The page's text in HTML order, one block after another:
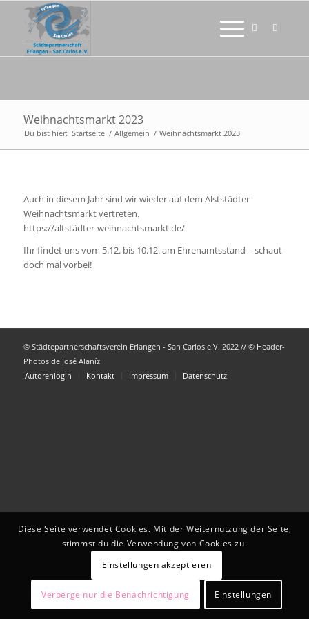
Weihnachtsmarkt 2023
Du bist hier: Startseite / Allgemein / Weihnachtsmarkt 2023
Auch in diesem Jahr sind wir wieder auf dem Alststädter
Weihnachtsmarkt vertreten.
https://altstädter-weihnachtsmarkt.de/
Ihr findet uns vom 5.12. bis 10.12. am Ehrenamtsstand – schaut
doch mal vorbei!
© Städtepartnerschaftsverein Erlangen - San Carlos e.V. 2022 // © Header-
Photos de José Alaníz
Autorenlogin
Kontakt Impressum Datenschutz
Diese Seite verwendet Cookies. Mit der Weiternutzung der Seite,
stimmst du die Verwendung von Cookies zu.
Einstellungen akzeptieren
Verberge nur die Benachrichtigung Einstellungen